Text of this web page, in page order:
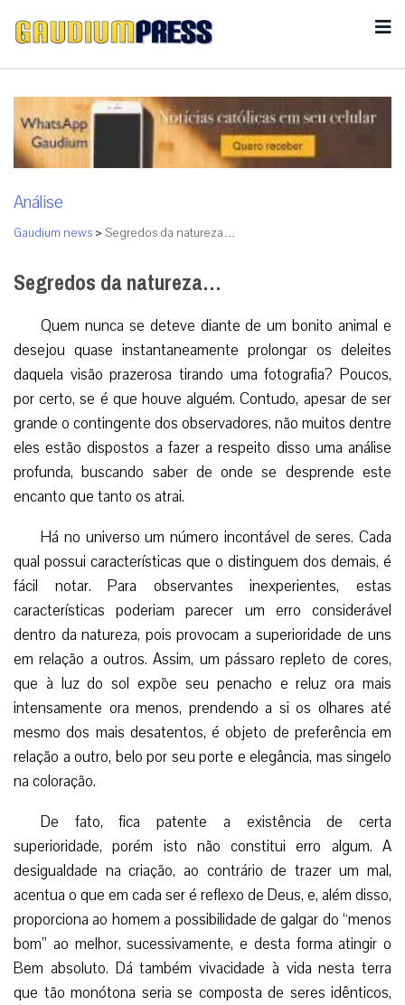
Análise
Gaudium news >Segredos da natureza…
Segredos da natureza…
Quem nunca se deteve diante de um bonito animal e
desejou quase instantaneamente prolongar os deleites
daquela visão prazerosa tirando uma fotografia? Poucos,
por certo, se é que houve alguém. Contudo, apesar de ser
grande o contingente dos observadores, não muitos dentre
eles estão dispostos a fazer a respeito disso uma análise
profunda, buscando saber de onde se desprende este
encanto que tanto os atrai.
Há no universo um número incontável de seres. Cada
qual possui características que o distinguem dos demais, é
fácil notar. Para observantes inexperientes, estas
características poderiam parecer um erro considerável
dentro da natureza, pois provocam a superioridade de uns
em relação a outros. Assim, um pássaro repleto de cores,
que à luz do sol expõe seu penacho e reluz ora mais
intensamente ora menos, prendendo a si os olhares até
mesmo dos mais desatentos, é objeto de preferência em
relação a outro, belo por seu porte e elegância, mas singelo
na coloração.
De fato, fica patente a existência de certa
superioridade, porém isto não constitui erro algum. A
desigualdade na criação, ao contrário de trazer um mal,
acentua o que em cada ser é reflexo de Deus, e, além disso,
proporciona ao homem a possibilidade de galgar do “menos
bom” ao melhor, sucessivamente, e desta forma atingir o
Bem absoluto. Dá também vivacidade à vida nesta terra
que tão monótona seria se composta de seres idênticos,